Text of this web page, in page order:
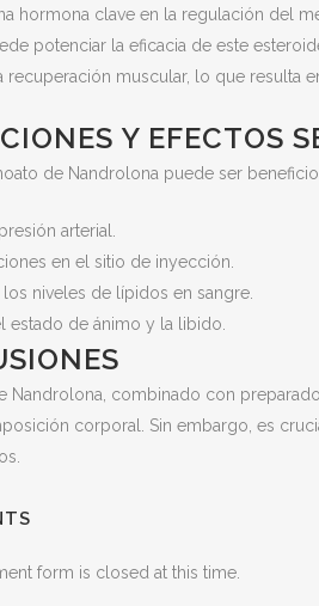
hormona clave en la regulación del
potenciar la eficacia de este
recuperación muscular, lo que resulta
Y EFECTOS
de Nandrolona puede ser
arterial.
en el sitio de inyección.
niveles de lípidos en sangre.
estado de ánimo y la libido.
Nandrolona, combinado con
corporal. Sin embargo, es
form is closed at this time.